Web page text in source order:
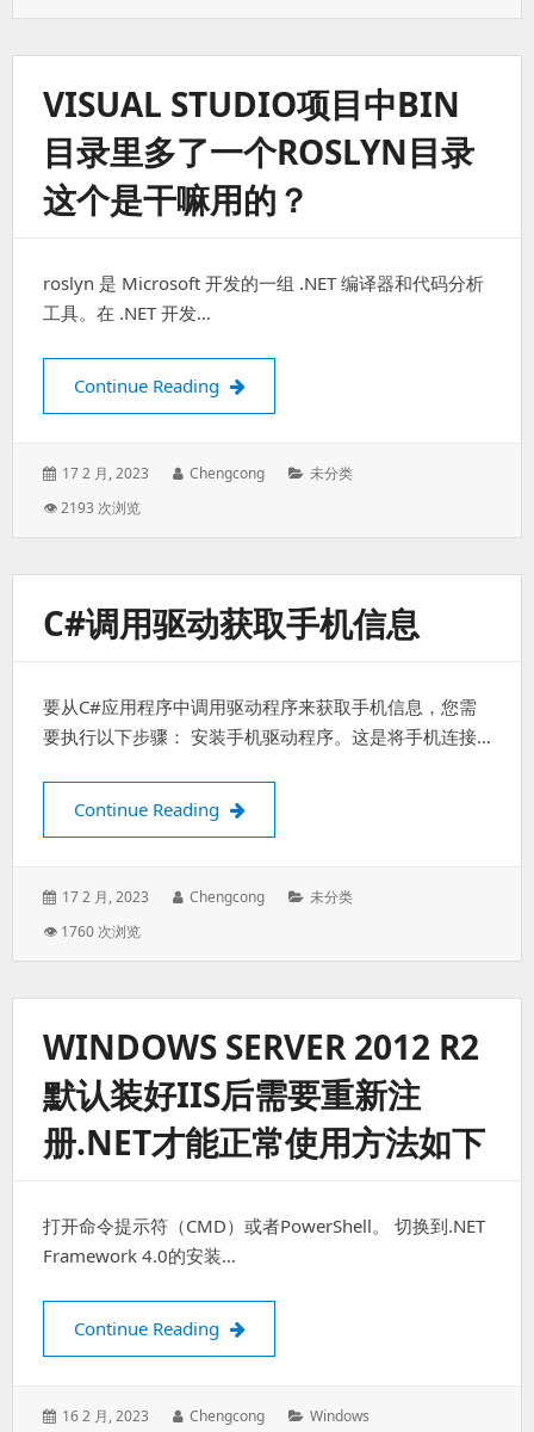
VISUAL STUDIO项目中BIN
目录里多了一个ROSLYN目录
这个是干嘛用的？
roslyn 是 Microsoft 开发的一组 .NET 编译器和代码分析
工具。在 .NET 开发…
Continue Reading Visual Studio项目中bin目录里多了一
Posted
17 2 月, 2023 Author:
Chengcong Categories:
未分类
👁 2193 次浏览
C#调用驱动获取手机信息
要从C#应用程序中调用驱动程序来获取手机信息，您需
要执行以下步骤： 安装手机驱动程序。这是将手机连接…
Continue Reading C#调用驱动获取手机信息
Posted
17 2 月, 2023 Author:
Chengcong Categories:
未分类
👁 1760 次浏览
WINDOWS SERVER 2012 R2
默认装好IIS后需要重新注
册.NET才能正常使用方法如下
打开命令提示符（CMD）或者PowerShell。 切换到.NET
Framework 4.0的安装…
Continue Reading Windows Server 2012 R2默认装好IIS
Posted
16 2 月, 2023 Author:
Chengcong Categories:
Windows